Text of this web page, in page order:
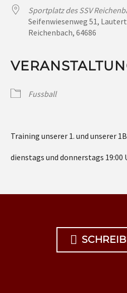
Sportplatz des SSV
Seifenwiesenweg 51,
Reichenbach, 64686
Fussball
Training unserer 1. und unserer
dienstags und donnerstags 19:00
